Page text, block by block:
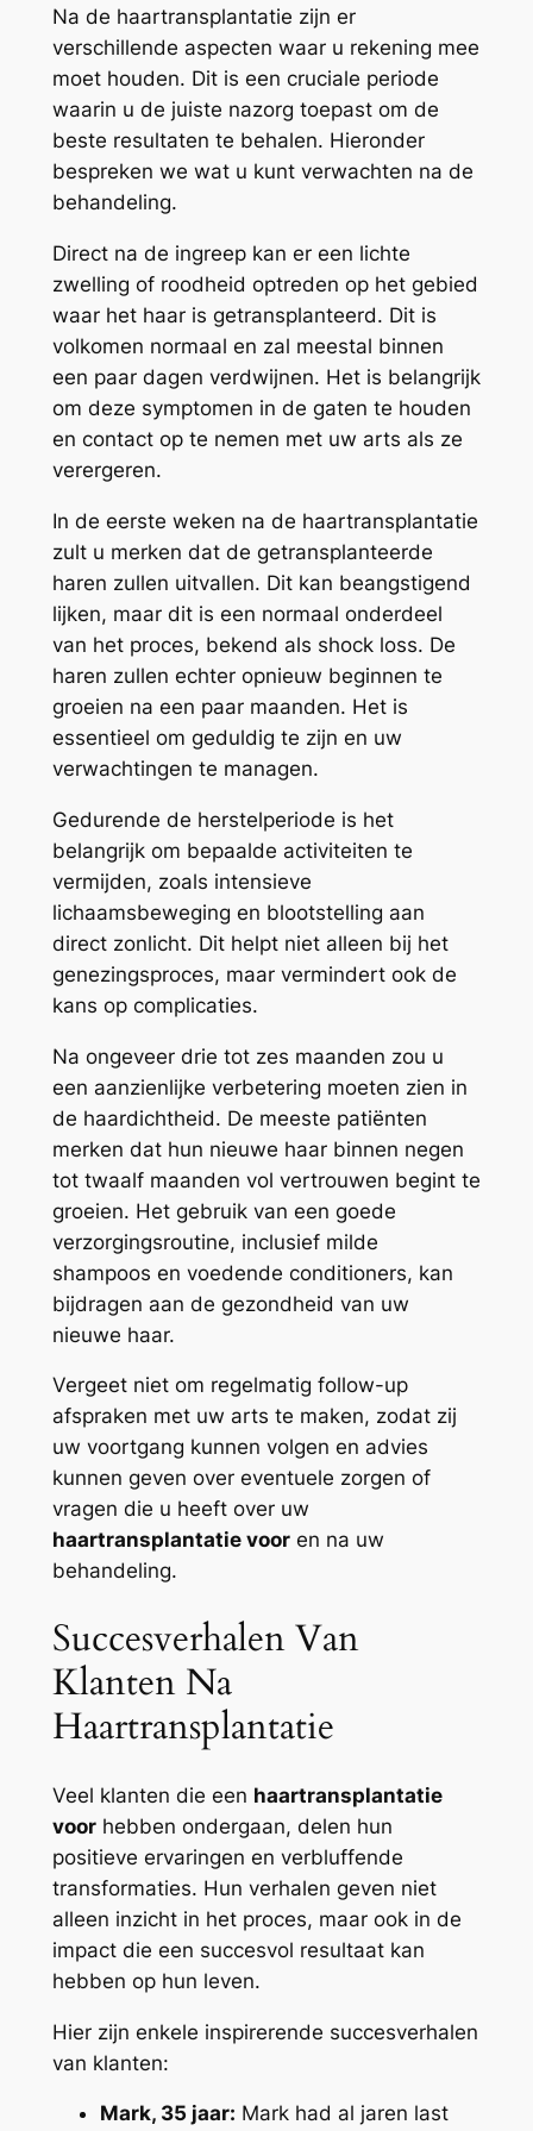
Na de haartransplantatie zijn er
verschillende aspecten waar u rekening mee
moet houden. Dit is een cruciale periode
waarin u de juiste nazorg toepast om de
beste resultaten te behalen. Hieronder
bespreken we wat u kunt verwachten na de
behandeling.
Direct na de ingreep kan er een lichte
zwelling of roodheid optreden op het gebied
waar het haar is getransplanteerd. Dit is
volkomen normaal en zal meestal binnen
een paar dagen verdwijnen. Het is belangrijk
om deze symptomen in de gaten te houden
en contact op te nemen met uw arts als ze
verergeren.
In de eerste weken na de haartransplantatie
zult u merken dat de getransplanteerde
haren zullen uitvallen. Dit kan beangstigend
lijken, maar dit is een normaal onderdeel
van het proces, bekend als shock loss. De
haren zullen echter opnieuw beginnen te
groeien na een paar maanden. Het is
essentieel om geduldig te zijn en uw
verwachtingen te managen.
Gedurende de herstelperiode is het
belangrijk om bepaalde activiteiten te
vermijden, zoals intensieve
lichaamsbeweging en blootstelling aan
direct zonlicht. Dit helpt niet alleen bij het
genezingsproces, maar vermindert ook de
kans op complicaties.
Na ongeveer drie tot zes maanden zou u
een aanzienlijke verbetering moeten zien in
de haardichtheid. De meeste patiënten
merken dat hun nieuwe haar binnen negen
tot twaalf maanden vol vertrouwen begint te
groeien. Het gebruik van een goede
verzorgingsroutine, inclusief milde
shampoos en voedende conditioners, kan
bijdragen aan de gezondheid van uw
nieuwe haar.
Vergeet niet om regelmatig follow-up
afspraken met uw arts te maken, zodat zij
uw voortgang kunnen volgen en advies
kunnen geven over eventuele zorgen of
vragen die u heeft over uw
haartransplantatie vooren na uw
behandeling.
Succesverhalen Van
Klanten Na
Haartransplantatie
Veel klanten die een haartransplantatie
voorhebben ondergaan, delen hun
positieve ervaringen en verbluffende
transformaties. Hun verhalen geven niet
alleen inzicht in het proces, maar ook in de
impact die een succesvol resultaat kan
hebben op hun leven.
Hier zijn enkele inspirerende succesverhalen
van klanten:
Mark, 35 jaar: Mark had al jaren last